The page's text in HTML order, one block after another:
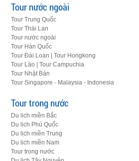
Tour nước ngoài
Tour Trung Quốc
Tour Thái Lan
Tour nước ngoài
Tour Hàn Quốc
Tour Đài Loan | Tour Hongkong
Tour Lào | Tour Campuchia
Tour Nhật Bản
Tour Singapore - Malaysia - Indonesia
Tour trong nước
Du lịch miền Bắc
Du lịch Phú Quốc
Du lịch miền Trung
Du lịch miền Nam
Tour trong nước